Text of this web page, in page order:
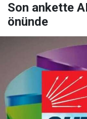
Son ankette
önünde